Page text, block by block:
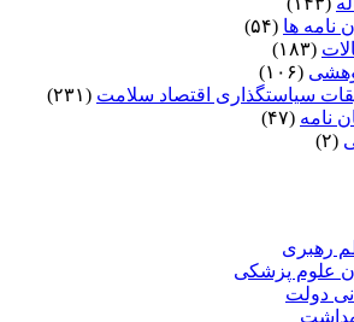
نامه ها (۵۴)
(۱۸۳)
(۱۰۶)
سیاستگذاری اقتصاد سلامت (۲۳۱)
نامه (۴۷)
(۲)
رهبری
علوم پزشکی
دولت